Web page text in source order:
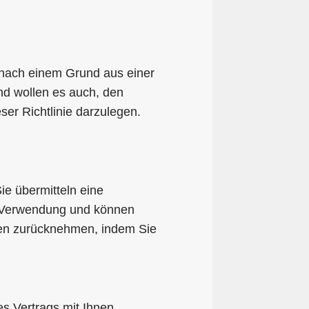
einem Grund aus einer
wollen es auch, den
Richtlinie darzulegen.
übermitteln eine
und können
zurücknehmen, indem Sie